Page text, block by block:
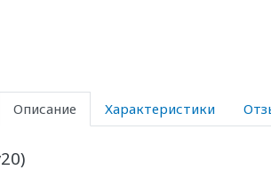
Описание Характеристики